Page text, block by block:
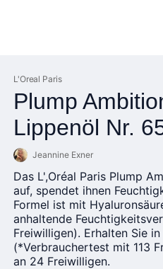
L'Oreal Paris
Plump
Lippenöl Nr.
Jeannine Exner
Das L',Oréal Paris Plump
auf, spendet ihnen
Formel ist mit
anhaltende
Freiwilligen). Erhalten Sie
(*Verbrauchertest mit 113
an 24 Freiwilligen.